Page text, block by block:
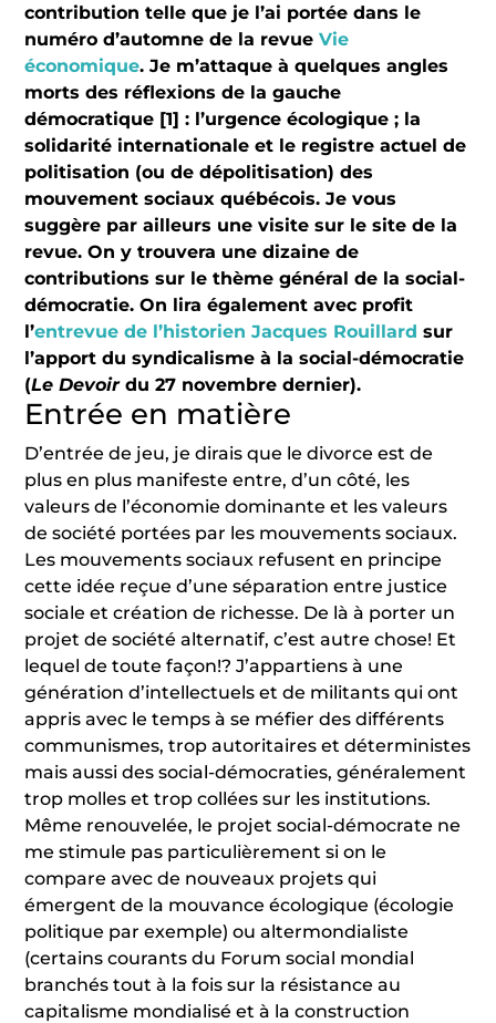
contribution telle que je l’ai portée dans le
numéro d’automne de la revueVie
économique. Je m’attaque à quelques angles
morts des réflexions de la gauche
démocratique [1] : l’urgence écologique ; la
solidarité internationale et le registre actuel de
politisation (ou de dépolitisation) des
mouvement sociaux québécois. Je vous
suggère par ailleurs une visite sur le site de la
revue. On y trouvera une dizaine de
contributions sur le thème général de la social-
démocratie. On lira également avec profit
l’entrevue de l’historien Jacques Rouillard sur
l’apport du syndicalisme à la social-démocratie
(Le Devoirdu 27 novembre dernier).
Entrée en matière
D’entrée de jeu, je dirais que le divorce est de
plus en plus manifeste entre, d’un côté, les
valeurs de l’économie dominante et les valeurs
de société portées par les mouvements sociaux.
Les mouvements sociaux refusent en principe
cette idée reçue d’une séparation entre justice
sociale et création de richesse. De là à porter un
projet de société alternatif, c’est autre chose! Et
lequel de toute façon!? J’appartiens à une
génération d’intellectuels et de militants qui ont
appris avec le temps à se méfier des différents
communismes, trop autoritaires et déterministes
mais aussi des social-démocraties, généralement
trop molles et trop collées sur les institutions.
Même renouvelée, le projet social-démocrate ne
me stimule pas particulièrement si on le
compare avec de nouveaux projets qui
émergent de la mouvance écologique (écologie
politique par exemple) ou altermondialiste
(certains courants du Forum social mondial
branchés tout à la fois sur la résistance au
capitalisme mondialisé et à la construction